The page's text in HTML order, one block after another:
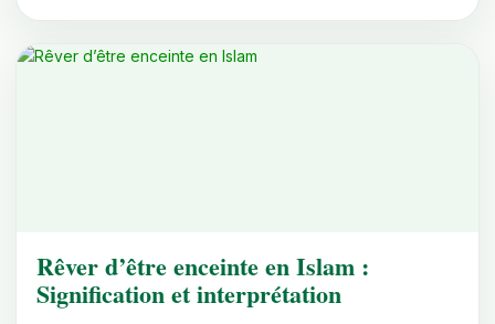
Rêver d’être enceinte en Islam :
Signification et interprétation